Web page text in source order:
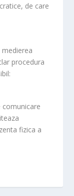
de care
medierea
procedura
fizica a